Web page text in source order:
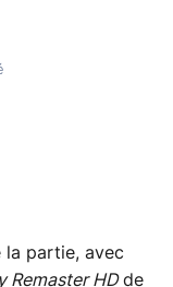
la partie, avec
Remaster HDde